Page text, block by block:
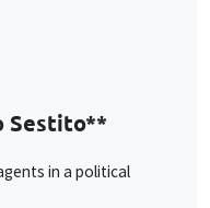
Sestito**
in a political